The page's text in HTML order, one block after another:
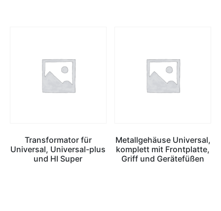
Transformator für
Universal, Universal-plus
und HI Super
Metallgehäuse Universal,
komplett mit Frontplatte,
Griff und Gerätefüßen